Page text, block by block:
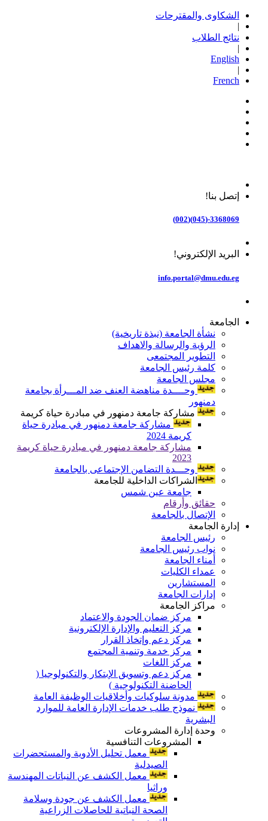
الشكاوى والمقترحات
|
نتائج الطلاب
|
English
|
French
إتصل بنا!
3368069-(045)(002)
البريد الإلكتروني!
info.portal@dmu.edu.eg
الجامعة
نشأة الجامعة (نبذة تاريخية)
الرؤية والرسالة والاهداف
التطوير المجتمعى
كلمة رئيس الجامعة
مجلس الجامعة
وحــــدة مناهضة العنف ضد المـــرأة بجامعة
دمنهور
مشاركة جامعة دمنهور في مبادرة حياة كريمة
مشاركة جامعة دمنهور في مبادرة حياة
كريمة 2024
مشاركة جامعة دمنهور في مبادرة حياة كريمة
2023
وحـــدة التضامن الإجتماعى بالجامعة
الشراكات الداخلية للجامعة
جامعة عين شمس
حقائق وأرقام
الإتصال بالجامعة
إدارة الجامعة
رئيس الجامعة
نواب رئيس الجامعة
أمناء الجامعة
عمداء الكليات
المستشارين
إدارات الجامعة
مراكز الجامعة
مركز ضمان الجودة والاعتماد
مركز التعليم والإدارة الإلكترونية
مركز دعم وإتخاذ القرار
مركز خدمة وتنمية المجتمع
مركز اللغات
مركز دعم وتسويق الإبتكار والتكنولوجيا (
الحاضنة التكنولوجية )
مدونة سلوكيات وأخلاقيات الوظيفة العامة
نموذج طلب خدمات الإدارة العامة للموارد
البشرية
وحدة إدارة المشروعات
المشروعات التنافسية
معمل تحليل الأدوية والمستحضرات
الصيدلية
معمل الكشف عن النباتات المهندسة
وراثيا
معمل الكشف عن جودة وسلامة
الصحة النباتية للحاصلات الزراعية